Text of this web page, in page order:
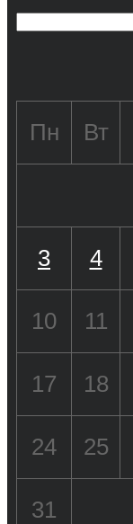
Пн Вт
3 4
10 11
17 18
24 25
31